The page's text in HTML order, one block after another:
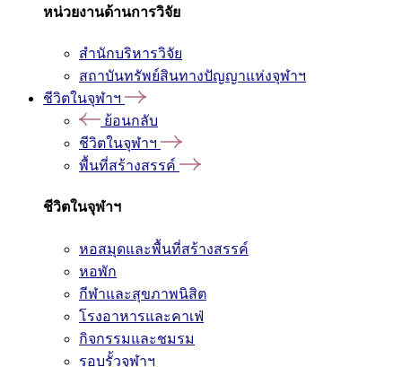
หน่วยงานด้านการวิจัย
สำนักบริหารวิจัย
สถาบันทรัพย์สินทางปัญญาแห่งจุฬาฯ
ชีวิตในจุฬาฯ
ย้อนกลับ
ชีวิตในจุฬาฯ
พื้นที่สร้างสรรค์
ชีวิตในจุฬาฯ
หอสมุดและพื้นที่สร้างสรรค์
หอพัก
กีฬาและสุขภาพนิสิต
โรงอาหารและคาเฟ่
กิจกรรมและชมรม
รอบรั้วจุฬาฯ